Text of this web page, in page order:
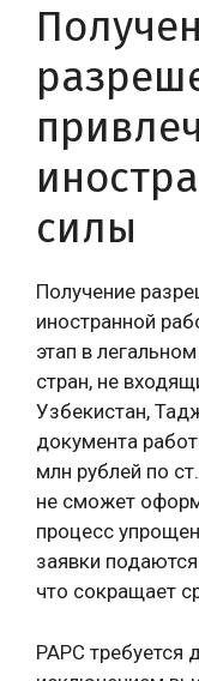
силы
Получение
иностранной
этап в
стран, не
Узбекистан,
документа
млн рублей по
не сможет
процесс
заявки
что сокращает
РАРС требуется